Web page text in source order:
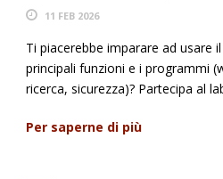
11 FEB 2026
Ti piacerebbe imparare ad usare
principali funzioni e i programmi
ricerca, sicurezza)? Partecipa al
Per saperne di più